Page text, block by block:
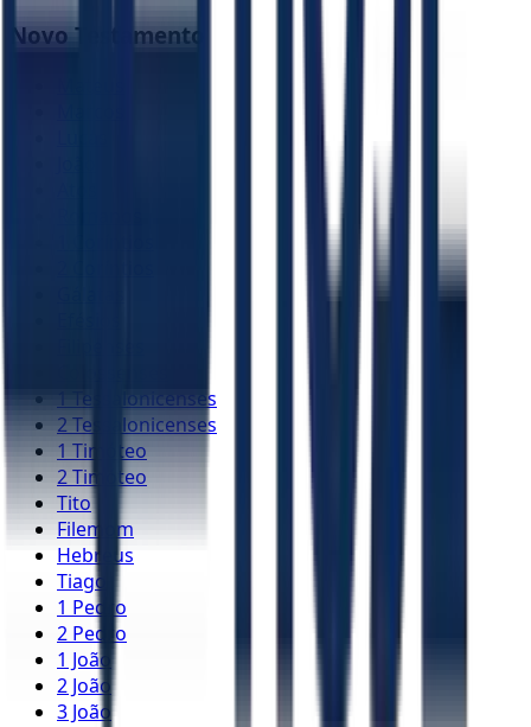
Novo Testamento
1 Tessalonicenses
2 Tessalonicenses
1 Timóteo
2 Timóteo
Tito
Filemom
Hebreus
Tiago
1 Pedro
2 Pedro
1 João
2 João
3 João